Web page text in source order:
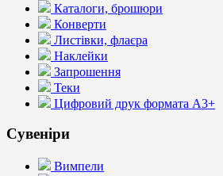
Каталоги, брошюри
Конверти
Листівки, флаєра
Наклейки
Запрошення
Теки
Цифровий друк формата А3+
Сувеніри
Вимпели